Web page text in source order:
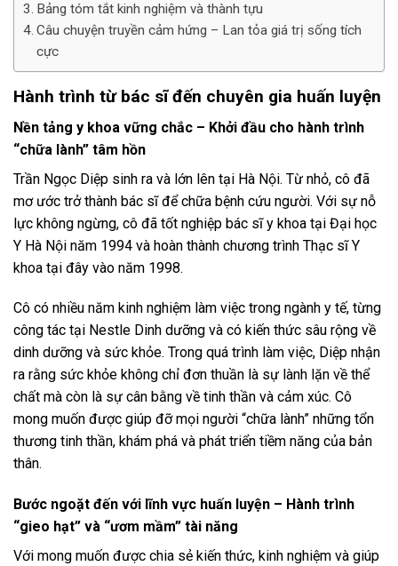
Bảng tóm tắt kinh nghiệm và thành tựu
Câu chuyện truyền cảm hứng – Lan tỏa giá trị sống tích
cực
Hành trình từ bác sĩ đến chuyên gia huấn luyện
Nền tảng y khoa vững chắc – Khởi đầu cho hành trình
“chữa lành” tâm hồn
Trần Ngọc Diệp sinh ra và lớn lên tại Hà Nội. Từ nhỏ, cô đã
mơ ước trở thành bác sĩ để chữa bệnh cứu người. Với sự nỗ
lực không ngừng, cô đã tốt nghiệp bác sĩ y khoa tại Đại học
Y Hà Nội năm 1994 và hoàn thành chương trình Thạc sĩ Y
khoa tại đây vào năm 1998.
Cô có nhiều năm kinh nghiệm làm việc trong ngành y tế, từng
công tác tại Nestle Dinh dưỡng và có kiến thức sâu rộng về
dinh dưỡng và sức khỏe. Trong quá trình làm việc, Diệp nhận
ra rằng sức khỏe không chỉ đơn thuần là sự lành lặn về thể
chất mà còn là sự cân bằng về tinh thần và cảm xúc. Cô
mong muốn được giúp đỡ mọi người “chữa lành” những tổn
thương tinh thần, khám phá và phát triển tiềm năng của bản
thân.
Bước ngoặt đến với lĩnh vực huấn luyện – Hành trình
“gieo hạt” và “ươm mầm” tài năng
Với mong muốn được chia sẻ kiến thức, kinh nghiệm và giúp